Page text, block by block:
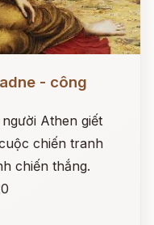
- công
Athen giết
chiến tranh
chiến thắng.